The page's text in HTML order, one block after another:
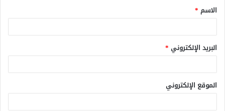
*
الاسم *
البريد الإلكتروني *
الموقع الإلكتروني